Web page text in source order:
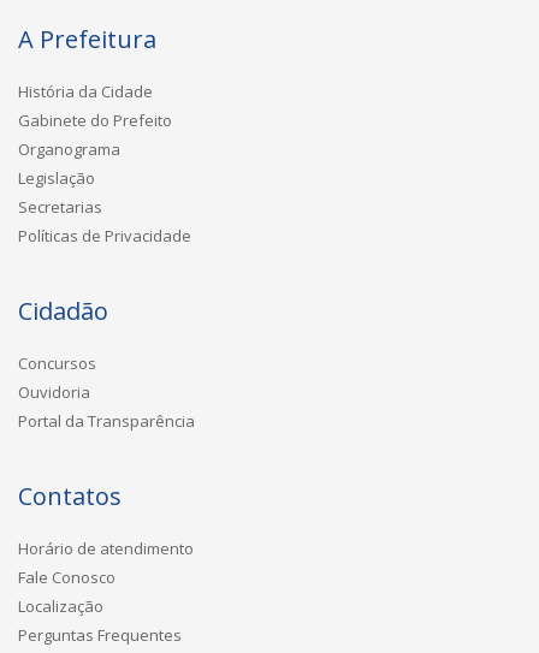
A Prefeitura
História da Cidade
Gabinete do Prefeito
Organograma
Legislação
Secretarias
Políticas de Privacidade
Cidadão
Concursos
Ouvidoria
Portal da Transparência
Contatos
Horário de atendimento
Fale Conosco
Localização
Perguntas Frequentes